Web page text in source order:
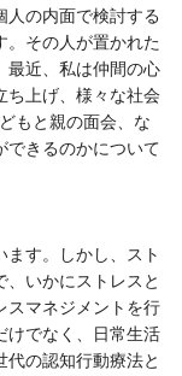
人の内面で検討する
。その人が置かれた
最近、私は仲間の心
ち上げ、様々な社会
もと親の面会、な
できるのかについて
す。しかし、スト
、いかにストレスと
スマネジメントを行
けでなく、日常生活
の認知行動療法と